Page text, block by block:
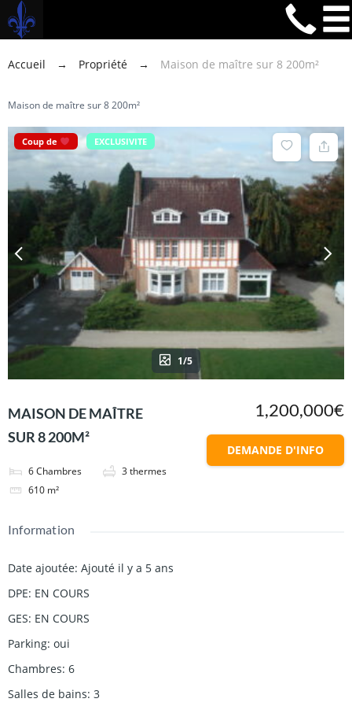
Accueil → Propriété → Maison de maître sur 8 200m²
Maison de maître sur 8 200m²
Coup de EXCLUSIVITE
1/5
MAISON DE MAÎTRE
SUR 8 200M²
6Chambres 3thermes
610 m²
1,200,000€
DEMANDE D'INFO
Information
Date ajoutée: Ajouté il y a 5 ans
DPE: EN COURS
GES: EN COURS
Parking: oui
Chambres: 6
Salles de bains: 3